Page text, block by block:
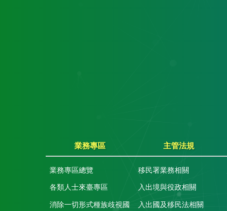
業務專區
業務專區總覽
各類人士來臺專區
消除一切形式種族歧視國
主管法規
移民署業務相關
入出境與役政相關
入出國及移民法相關